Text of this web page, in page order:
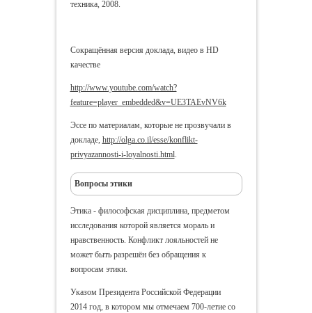
техника, 2008.
Сокращённая версия доклада, видео в HD
качестве
http://www.youtube.com/watch?
feature=player_embedded&v=UE3TAEvNV6k
Эссе по материалам, которые не прозвучали в
докладе, http://olga.co.il/esse/konflikt-
privyazannosti-i-loyalnosti.html.
Вопросы этики
Этика - философская дисциплина, предметом
исследования которой является мораль и
нравственность. Конфликт лояльностей не
может быть разрешён без обращения к
вопросам этики.
Указом Президента Российской Федерации
2014 год, в котором мы отмечаем 700-летие со